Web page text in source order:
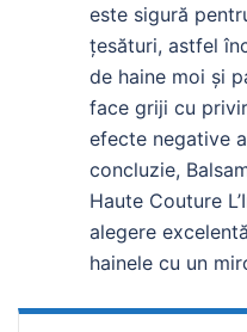
este sigură
țesături, astfel
de haine moi și
face griji cu
efecte negative
concluzie,
Haute Couture
alegere
hainele cu un